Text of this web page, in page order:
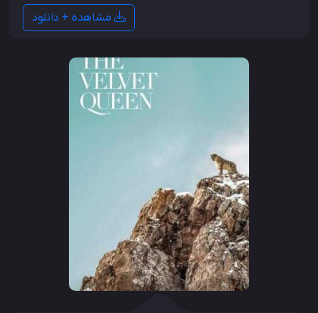
مشاهده + دانلود